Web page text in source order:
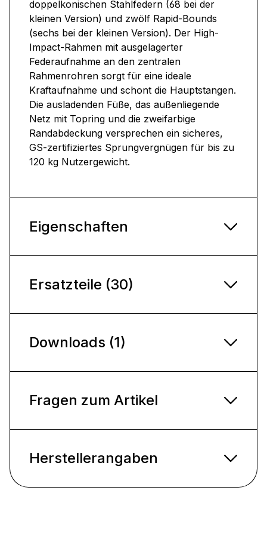
doppelkonischen Stahlfedern (68 bei der
kleinen Version) und zwölf Rapid-Bounds
(sechs bei der kleinen Version). Der High-
Impact-Rahmen mit ausgelagerter
Federaufnahme an den zentralen
Rahmenrohren sorgt für eine ideale
Kraftaufnahme und schont die Hauptstangen.
Die ausladenden Füße, das außenliegende
Netz mit Topring und die zweifarbige
Randabdeckung versprechen ein sicheres,
GS-zertifiziertes Sprungvergnügen für bis zu
120 kg Nutzergewicht.
Eigenschaften
Ersatzteile (30)
Downloads (1)
Fragen zum Artikel
Herstellerangaben